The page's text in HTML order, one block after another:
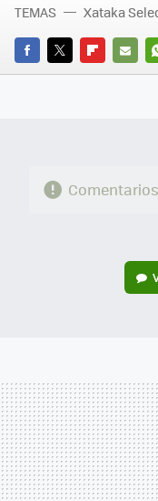
FACEBOOK
TWITTERFLIPBOARD
E-
TEMAS Xataka